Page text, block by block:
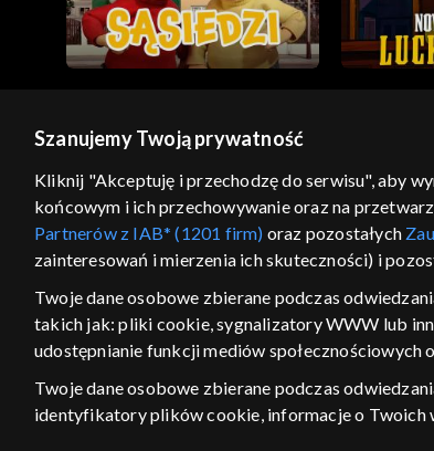
ŁĄCZYSZ SIĘ
Kraj, z którego się
w związku z czym część
materiały
regulamin serwisu cennik polityka
Szanujemy Twoją prywatność
Kliknij "Akceptuję i przechodzę do serwisu", aby
końcowym i ich przechowywanie oraz na
Partnerów z IAB* (1201 firm) oraz pozostałych
zainteresowań i mierzenia ich skuteczności) i
Twoje dane osobowe zbierane podczas
takich jak: pliki cookie, sygnalizatory WWW lub
udostępnianie funkcji mediów społecznościowych
Twoje dane osobowe zbierane podczas
identyfikatory plików cookie, informacje o Twoich